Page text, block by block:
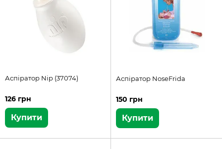
Аспіратор Nip (37074)
126 грн
Купити
Аспіратор NoseFrida
150 грн
Купити